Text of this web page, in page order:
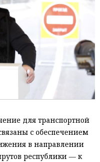
для транспортной
с обеспечением
в направлении
республики — к